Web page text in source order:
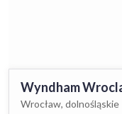
Wyndham
Wrocław, dolnośląskie